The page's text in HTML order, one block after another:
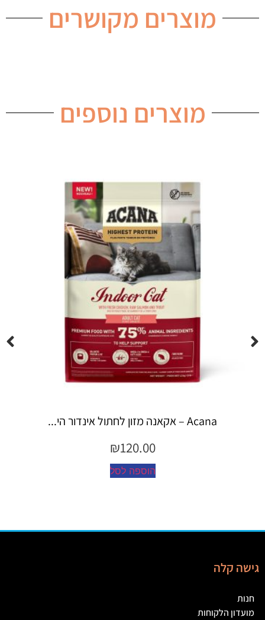
מוצרים מקושרים
מוצרים נוספים
Espree – שמפו 355 מ"ל יערות ה...
גישה קלה
חנות
מועדון הלקוחות